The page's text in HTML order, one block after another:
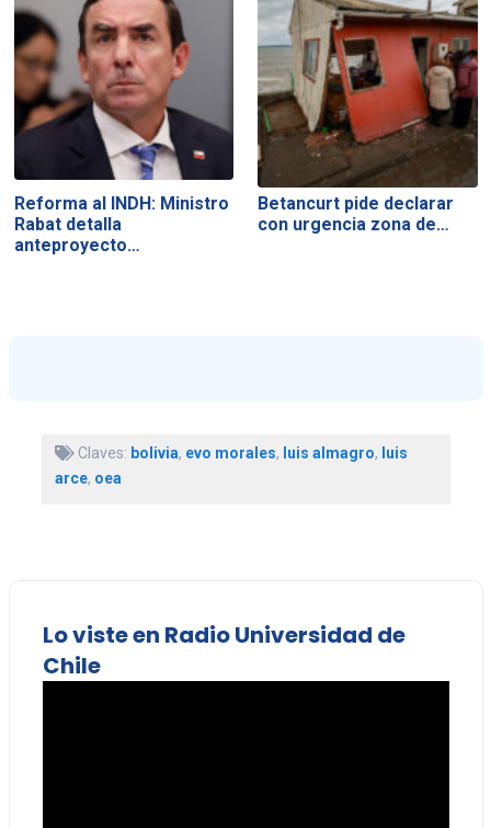
Reforma al INDH: Ministro
Rabat detalla
anteproyecto…
Betancurt pide declarar
con urgencia zona de…
Claves: bolivia, evo morales, luis almagro, luis
arce, oea
Lo viste en Radio Universidad de
Chile